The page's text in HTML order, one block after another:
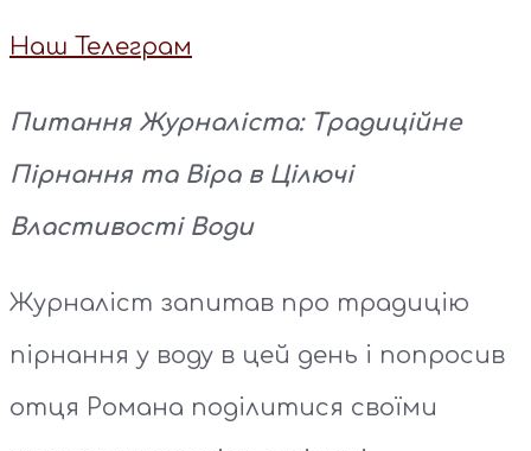
Наш Телеграм
Питання Журналіста: Традиційне
Пірнання та Віра в Цілючі
Властивості Води
Журналіст запитав про традицію
пірнання у воду в цей день і попросив
отця Романа поділитися своїми